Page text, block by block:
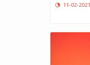
11-02-2021